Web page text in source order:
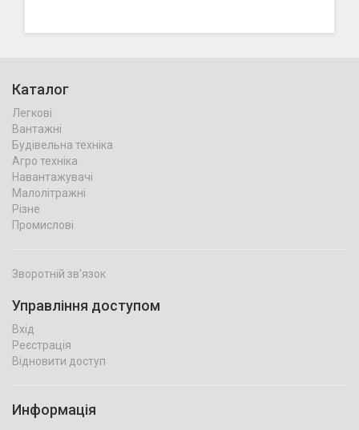
Каталог
Легкові
Вантажні
Будівельна техніка
Агро техніка
Навантажувачі
Малолітражні
Різне
Промислові
Зворотній зв'язок
Управління доступом
Вхід
Реєстрація
Відновити доступ
Информація